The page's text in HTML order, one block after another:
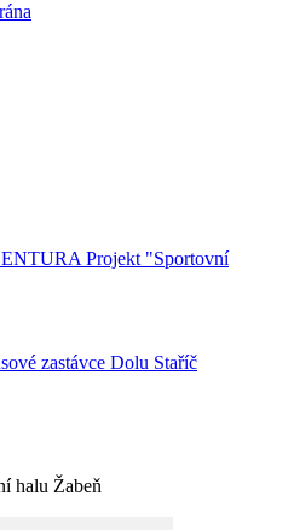
Projekt "Sportovní
zastávce Dolu Staříč
halu Žabeň